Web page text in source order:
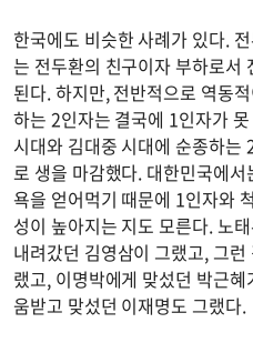
한국에도 비슷한 사례가 있다.
는 전두환의 친구이자 부하로서
된다. 하지만, 전반적으로 역동
하는 2인자는 결국에 1인자가
시대와 김대중 시대에 순종하는
로 생을 마감했다. 대한민국에
욕을 얻어먹기 때문에 1인자와
성이 높아지는 지도 모른다. 노
내려갔던 김영삼이 그랬고, 그
랬고, 이명박에게 맞섰던 박근
움받고 맞섰던 이재명도 그랬다.